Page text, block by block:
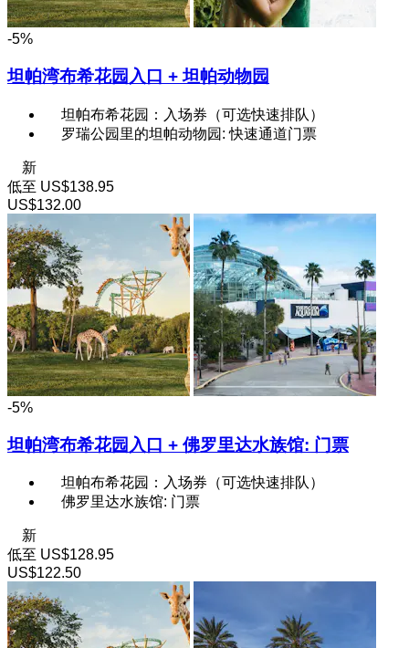
-5%
坦帕湾布希花园入口 + 坦帕动物园
坦帕布希花园：入场券（可选快速排队）
罗瑞公园里的坦帕动物园: 快速通道门票
新
低至 US$138.95
US$132.00
-5%
坦帕湾布希花园入口 + 佛罗里达水族馆: 门票
坦帕布希花园：入场券（可选快速排队）
佛罗里达水族馆: 门票
新
低至 US$128.95
US$122.50